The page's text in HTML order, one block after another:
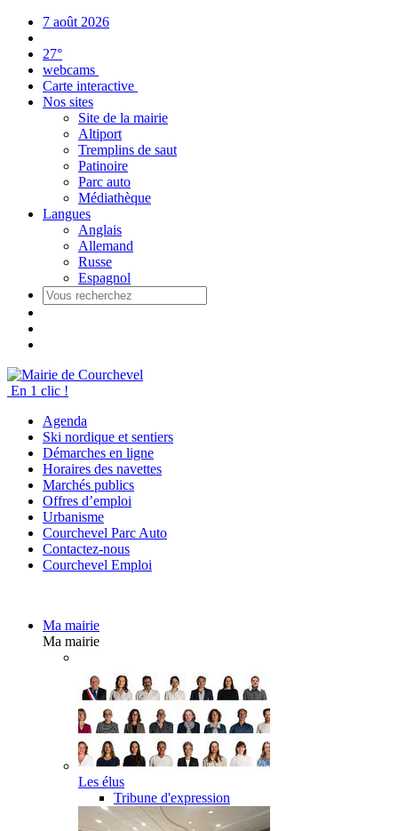
7 août 2026
27°
webcams
Carte interactive
Nos sites
Site de la mairie
Altiport
Tremplins de saut
Patinoire
Parc auto
Médiathèque
Langues
Anglais
Allemand
Russe
Espagnol
En 1 clic !
Agenda
Ski nordique et sentiers
Démarches en ligne
Horaires des navettes
Marchés publics
Offres d’emploi
Urbanisme
Courchevel Parc Auto
Contactez-nous
Courchevel Emploi
Ma mairie
Ma mairie
Les élus
Tribune d'expression